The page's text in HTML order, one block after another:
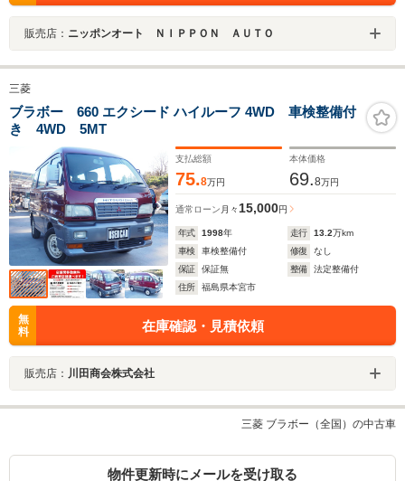
販売店： ニッポンオート ＮＩＰＰＯＮ ＡＵＴＯ
三菱
ブラボー 660 エクシード ハイルーフ 4WD 車検整備付
き 4WD 5MT
支払総額
75.8万円
本体価格
69.8万円
通常ローン 月々15,000円
年式 1998年 走行 13.2万km
車検
車検整備付 修復
なし
保証
保証無 整備
法定整備付
住所
福島県本宮市
無
料
在庫確認・見積依頼
販売店： 川田商会株式会社
三菱 ブラボー（全国）の中古車
物件更新時にメールを受け取る